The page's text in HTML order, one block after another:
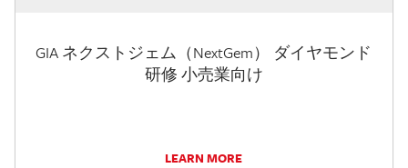
GIA ネクストジェム（NextGem） ダイヤモンド
研修 小売業向け
LEARN MORE